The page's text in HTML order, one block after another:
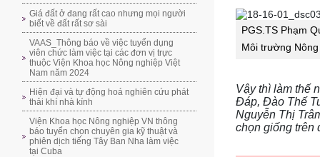
Giá đất ở đang rất cao nhưng mọi người
biết về đất rất sơ sài
VAAS_Thông báo về việc tuyển dụng
viên chức làm việc tại các đơn vị trực
thuộc Viện Khoa học Nông nghiệp Việt
Nam năm 2024
Hiện đại và tự động hoá nghiên cứu phát
thải khí nhà kính
Viện Khoa học Nông nghiệp VN thông
báo tuyển chọn chuyên gia kỹ thuật và
phiên dịch tiếng Tây Ban Nha làm việc
tại Cuba
PGS.TS Phạm
Môi trường
Vậy thì làm thế
Đáp, Đào Thế
Nguyễn Thị
chọn giống trên